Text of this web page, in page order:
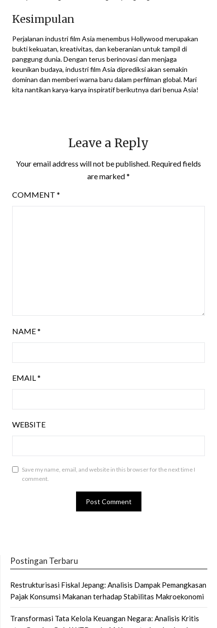
Kesimpulan
Perjalanan industri film Asia menembus Hollywood merupakan
bukti kekuatan, kreativitas, dan keberanian untuk tampil di
panggung dunia. Dengan terus berinovasi dan menjaga
keunikan budaya, industri film Asia diprediksi akan semakin
dominan dan memberi warna baru dalam perfilman global. Mari
kita nantikan karya-karya inspiratif berikutnya dari benua Asia!
Leave a Reply
Your email address will not be published. Required fields
are marked*
COMMENT *
NAME*
EMAIL*
WEBSITE
Save my name, email, and website in this browser for the next time I
comment.
Postingan Terbaru
Restrukturisasi Fiskal Jepang: Analisis Dampak Pemangkasan
Pajak Konsumsi Makanan terhadap Stabilitas Makroekonomi
Transformasi Tata Kelola Keuangan Negara: Analisis Kritis